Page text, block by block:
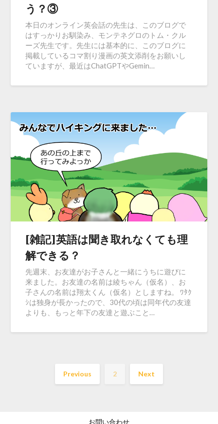
う？③
本日のオンライン英会話の先生は、このブログで
はすっかりお馴染み、モンテネグロのトム・クル
ーズ先生です。先生には基本的に、このブログに
掲載しているコマ割り漫画の英文添削をお願いし
ていますが、最近はChatGPTやGemin…
[雑記]英語は聞き取れなくても理
解できる？
先週末、お友達がお子さんと一緒にうちに遊びに
来ました。お友達の名前は綾ちゃん（仮名）、お
子さんの名前は翔太くん（仮名）としますね。 ﾜﾀｸ
ｼは独身が長かったので、30代の頃は同年代の友達
よりも、もっと年下の友達と遊ぶこと…
Previous 2 Next
お問い合わせ